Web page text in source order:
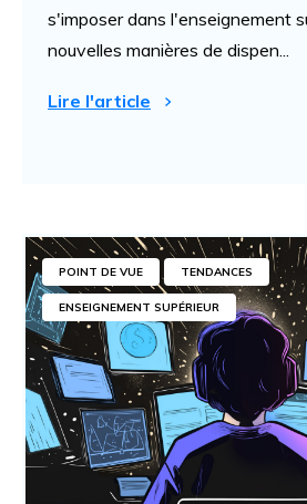
s'imposer dans l'enseignement
nouvelles manières de dispen...
Lire l'article
POINT DE VUE TENDANCES
ENSEIGNEMENT SUPÉRIEUR